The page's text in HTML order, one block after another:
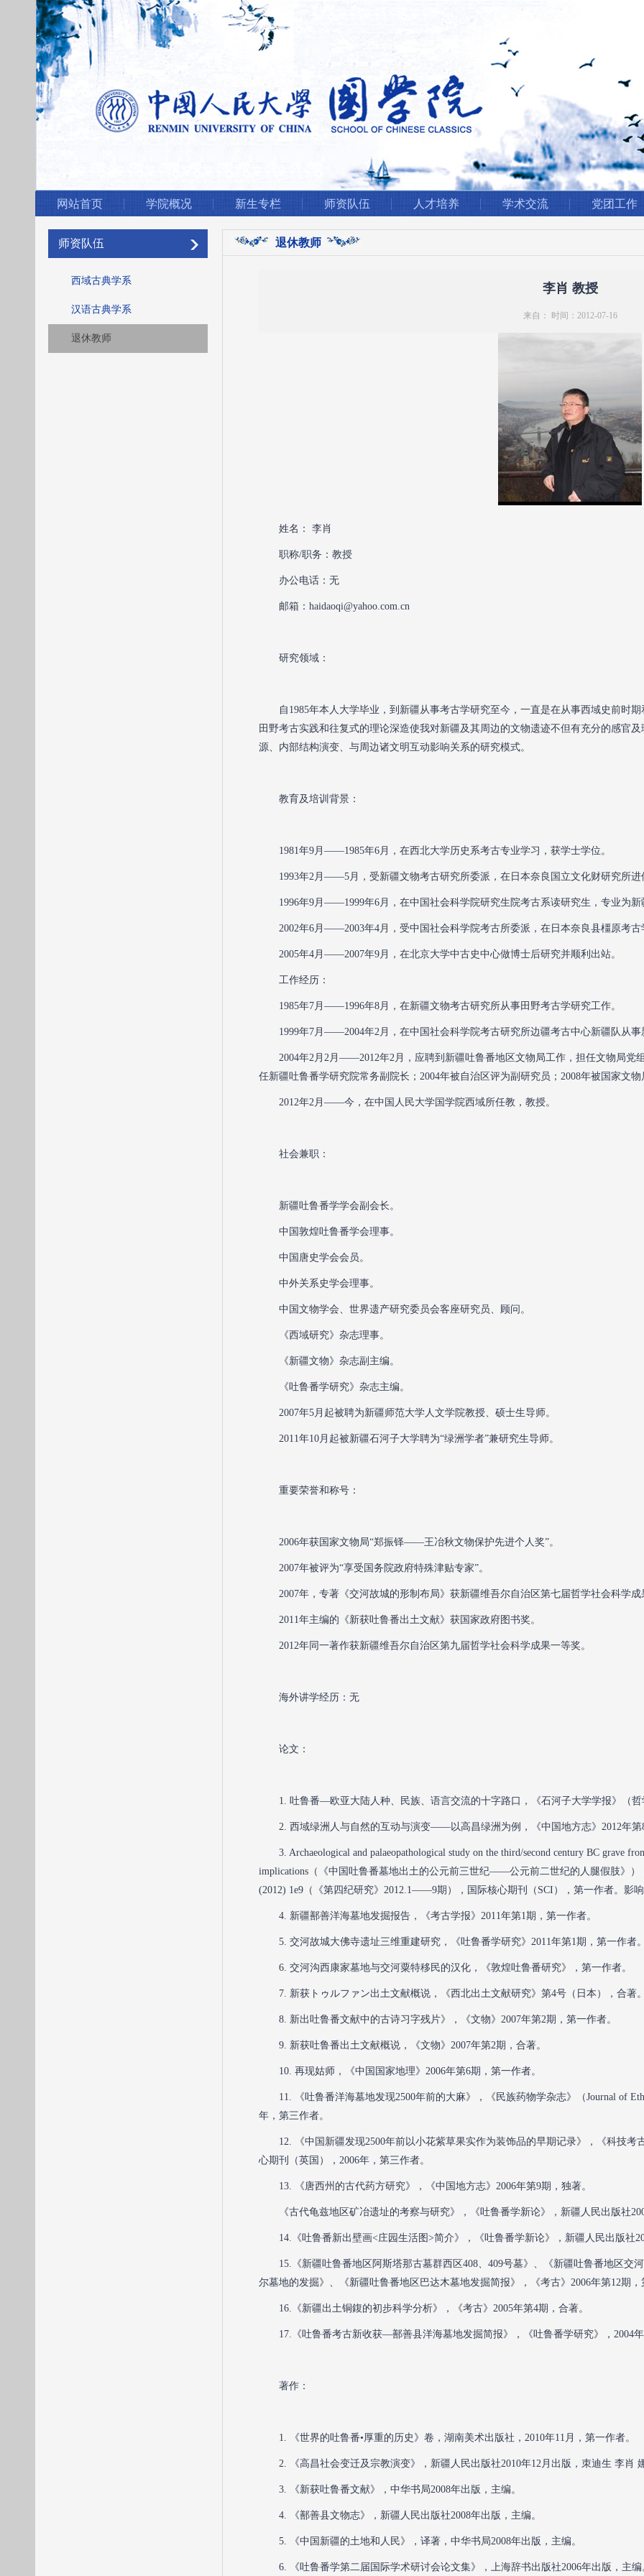
网站首页 学院概况 新生专栏 师资队伍 人才培养 学术交流 党团工作
师资队伍
西域古典学系
汉语古典学系
退休教师
退休教师
李肖 教授
来自： 时间：2012-07-16
姓名： 李肖
职称/职务：教授
办公电话：无
邮箱：haidaoqi@yahoo.com.cn
研究领域：
自1985年本人大学毕业，到新疆从事考古学研究至今，一直是在从事西域史前时
田野考古实践和往复式的理论深造使我对新疆及其周边的文物遗迹不但有充分的感官
源、内部结构演变、与周边诸文明互动影响关系的研究模式。
教育及培训背景：
1981年9月——1985年6月，在西北大学历史系考古专业学习，获学士学位。
1993年2月——5月，受新疆文物考古研究所委派，在日本奈良国立文化财研究所进
1996年9月——1999年6月，在中国社会科学院研究生院考古系读研究生，专业为新
2002年6月——2003年4月，受中国社会科学院考古所委派，在日本奈良县橿原考古
2005年4月——2007年9月，在北京大学中古史中心做博士后研究并顺利出站。
工作经历：
1985年7月——1996年8月，在新疆文物考古研究所从事田野考古学研究工作。
1999年7月——2004年2月，在中国社会科学院考古研究所边疆考古中心新疆队从事
2004年2月2月——2012年2月，应聘到新疆吐鲁番地区文物局工作，担任文物局党
任新疆吐鲁番学研究院常务副院长；2004年被自治区评为副研究员；2008年被国家文物
2012年2月——今，在中国人民大学国学院西域所任教，教授。
社会兼职：
新疆吐鲁番学学会副会长。
中国敦煌吐鲁番学会理事。
中国唐史学会会员。
中外关系史学会理事。
中国文物学会、世界遗产研究委员会客座研究员、顾问。
《西域研究》杂志理事。
《新疆文物》杂志副主编。
《吐鲁番学研究》杂志主编。
2007年5月起被聘为新疆师范大学人文学院教授、硕士生导师。
2011年10月起被新疆石河子大学聘为“绿洲学者”兼研究生导师。
重要荣誉和称号：
2006年获国家文物局“郑振铎——王冶秋文物保护先进个人奖”。
2007年被评为“享受国务院政府特殊津贴专家”。
2007年，专著《交河故城的形制布局》获新疆维吾尔自治区第七届哲学社会科学成
2011年主编的《新获吐鲁番出土文献》获国家政府图书奖。
2012年同一著作获新疆维吾尔自治区第九届哲学社会科学成果一等奖。
海外讲学经历：无
论文：
1. 吐鲁番—欧亚大陆人种、民族、语言交流的十字路口，《石河子大学学报》（哲
2. 西域绿洲人与自然的互动与演变——以高昌绿洲为例，《中国地方志》2012年第
3. Archaeological and palaeopathological study on the third/second century BC grave
implications（《中国吐鲁番墓地出土的公元前三世纪——公元前二世纪的人腿假肢》）
(2012) 1e9（《第四纪研究》2012.1——9期），国际核心期刊（SCI），第一作者。影响
4. 新疆鄯善洋海墓地发掘报告，《考古学报》2011年第1期，第一作者。
5. 交河故城大佛寺遗址三维重建研究，《吐鲁番学研究》2011年第1期，第一作者。
6. 交河沟西康家墓地与交河粟特移民的汉化，《敦煌吐鲁番研究》，第一作者。
7. 新获トゥルファン出土文献概说，《西北出土文献研究》第4号（日本），合著。
8. 新出吐鲁番文献中的古诗习字残片》，《文物》2007年第2期，第一作者。
9. 新获吐鲁番出土文献概说，《文物》2007年第2期，合著。
10. 再现姑师，《中国国家地理》2006年第6期，第一作者。
11. 《吐鲁番洋海墓地发现2500年前的大麻》，《民族药物学杂志》（Journal of
年，第三作者。
12. 《中国新疆发现2500年前以小花紫草果实作为装饰品的早期记录》，《科技考
心期刊（英国），2006年，第三作者。
13. 《唐西州的古代药方研究》，《中国地方志》2006年第9期，独著。
《古代龟兹地区矿冶遗址的考察与研究》，《吐鲁番学新论》，新疆人民出版社
14.《吐鲁番新出壁画<庄园生活图>简介》，《吐鲁番学新论》，新疆人民出版社
15.《新疆吐鲁番地区阿斯塔那古墓群西区408、409号墓》、《新疆吐鲁番地区交
尔墓地的发掘》、《新疆吐鲁番地区巴达木墓地发掘简报》，《考古》2006年第12期，
16.《新疆出土铜鍑的初步科学分析》，《考古》2005年第4期，合著。
17.《吐鲁番考古新收获—鄯善县洋海墓地发掘简报》，《吐鲁番学研究》，2004年
著作：
1. 《世界的吐鲁番•厚重的历史》卷，湖南美术出版社，2010年11月，第一作者。
2. 《高昌社会变迁及宗教演变》，新疆人民出版社2010年12月出版，朿迪生 李肖
3. 《新获吐鲁番文献》，中华书局2008年出版，主编。
4. 《鄯善县文物志》，新疆人民出版社2008年出版，主编。
5. 《中国新疆的土地和人民》，译著，中华书局2008年出版，主编。
6. 《吐鲁番学第二届国际学术研讨会论文集》，上海辞书出版社2006年出版，主编